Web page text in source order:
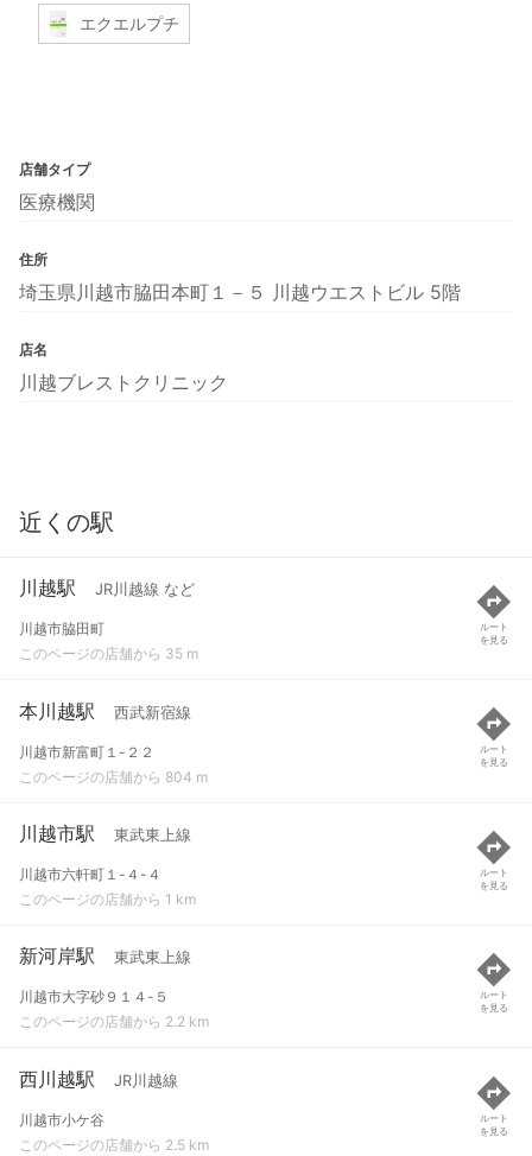
エクエルプチ
店舗タイプ
医療機関
住所
埼玉県川越市脇田本町１－５ 川越ウエストビル 5階
店名
川越ブレストクリニック
近くの駅
川越駅 JR川越線 など
川越市脇田町
このページの店舗から 35 m
ルート
を見る
本川越駅 西武新宿線
川越市新富町１-２２
このページの店舗から 804 m
ルート
を見る
川越市駅 東武東上線
川越市六軒町１-４-４
このページの店舗から 1 km
ルート
を見る
新河岸駅 東武東上線
川越市大字砂９１４-５
このページの店舗から 2.2 km
ルート
を見る
西川越駅 JR川越線
川越市小ケ谷
このページの店舗から 2.5 km
ルート
を見る